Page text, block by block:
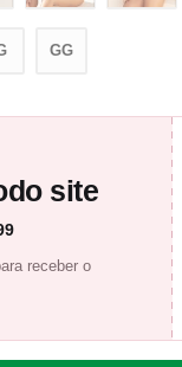
GG
site
receber o